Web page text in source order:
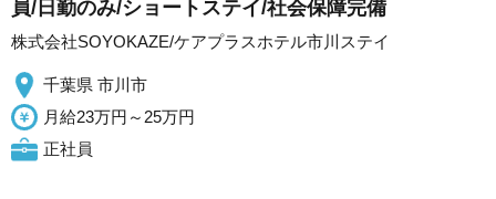
員/日勤のみ/ショートステイ/社会保障完備
株式会社SOYOKAZE/ケアプラスホテル市川ステイ
千葉県 市川市
月給23万円～25万円
正社員